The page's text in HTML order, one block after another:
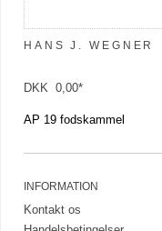
HANS J. WEGNER
DKK 0,00*
AP 19 fodskammel
INFORMATION
Kontakt os